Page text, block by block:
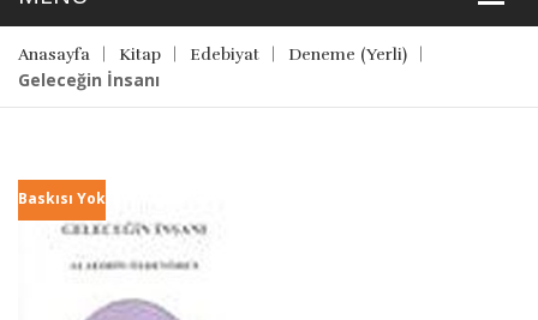
Anasayfa Kitap Edebiyat Deneme (Yerli)
Geleceğin İnsanı
Baskısı Yok